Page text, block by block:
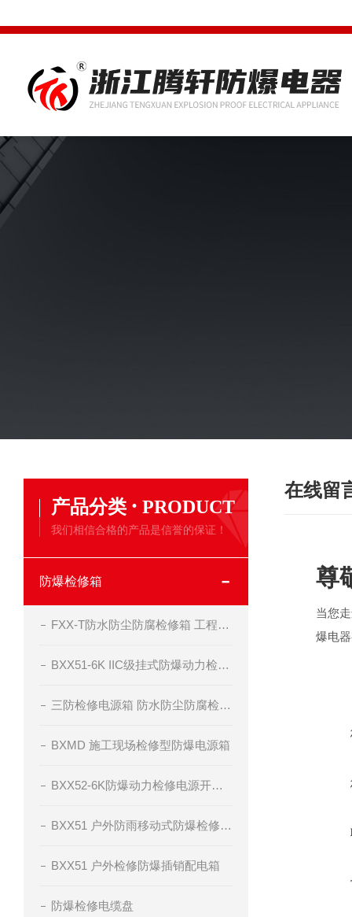
产品分类 · PRODUCT
我们相信合格的产品是信誉的保证！
防爆检修箱
FXX-T防水防尘防腐检修箱 工程塑料材质
BXX51-6K IIC级挂式防爆动力检修箱
三防检修电源箱 防水防尘防腐检修箱
BXMD 施工现场检修型防爆电源箱
BXX52-6K防爆动力检修电源开关箱
BXX51 户外防雨移动式防爆检修电源插座箱
BXX51 户外检修防爆插销配电箱
防爆检修电缆盘
在线留
尊
当您
爆电